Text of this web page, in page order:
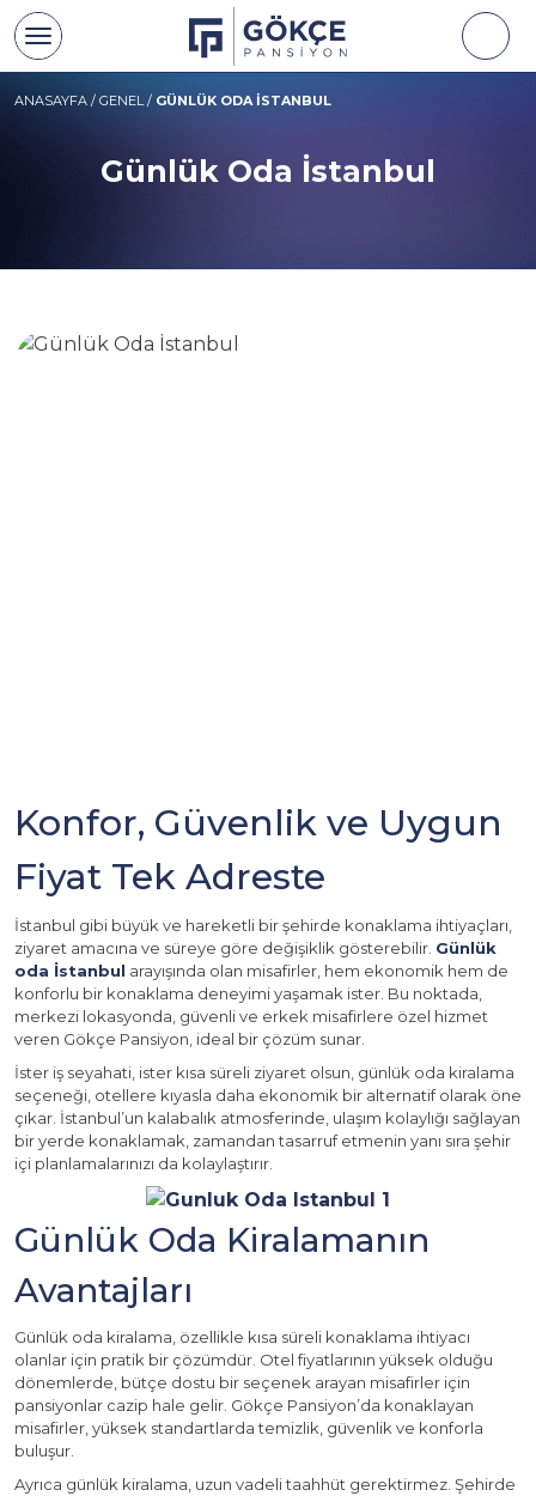
ANASAYFA / GENEL/ GÜNLÜK ODA İSTANBUL
Günlük Oda İstanbul
Konfor, Güvenlik ve Uygun
Fiyat Tek Adreste
İstanbul gibi büyük ve hareketli bir şehirde konaklama ihtiyaçları,
ziyaret amacına ve süreye göre değişiklik gösterebilir. Günlük
oda İstanbul arayışında olan misafirler, hem ekonomik hem de
konforlu bir konaklama deneyimi yaşamak ister. Bu noktada,
merkezi lokasyonda, güvenli ve erkek misafirlere özel hizmet
veren Gökçe Pansiyon, ideal bir çözüm sunar.
İster iş seyahati, ister kısa süreli ziyaret olsun, günlük oda kiralama
seçeneği, otellere kıyasla daha ekonomik bir alternatif olarak öne
çıkar. İstanbul’un kalabalık atmosferinde, ulaşım kolaylığı sağlayan
bir yerde konaklamak, zamandan tasarruf etmenin yanı sıra şehir
içi planlamalarınızı da kolaylaştırır.
Günlük Oda Kiralamanın
Avantajları
Günlük oda kiralama, özellikle kısa süreli konaklama ihtiyacı
olanlar için pratik bir çözümdür. Otel fiyatlarının yüksek olduğu
dönemlerde, bütçe dostu bir seçenek arayan misafirler için
pansiyonlar cazip hale gelir. Gökçe Pansiyon’da konaklayan
misafirler, yüksek standartlarda temizlik, güvenlik ve konforla
buluşur.
Ayrıca günlük kiralama, uzun vadeli taahhüt gerektirmez. Şehirde